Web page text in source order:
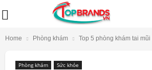
Home Phòng khám Top 5 phòng khám tai
Phòng khám Sức khỏe